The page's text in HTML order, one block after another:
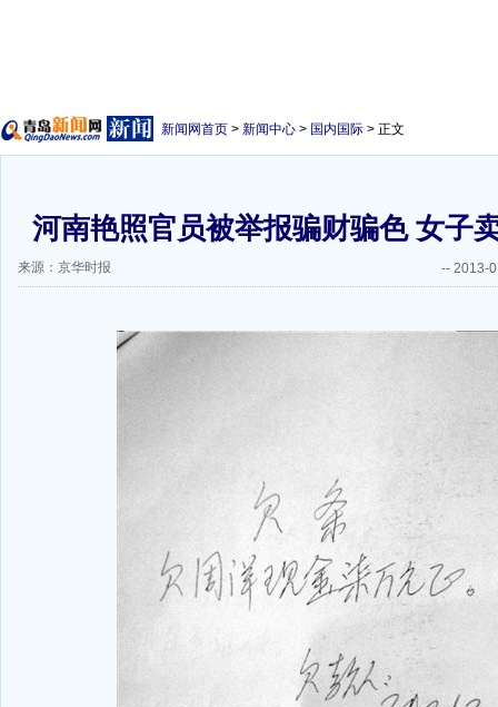
新闻网首页 > 新闻中心 > 国内国际 > 正文
河南艳照官员被举报骗财骗色 女子
来源：京华时报 -- 2013-